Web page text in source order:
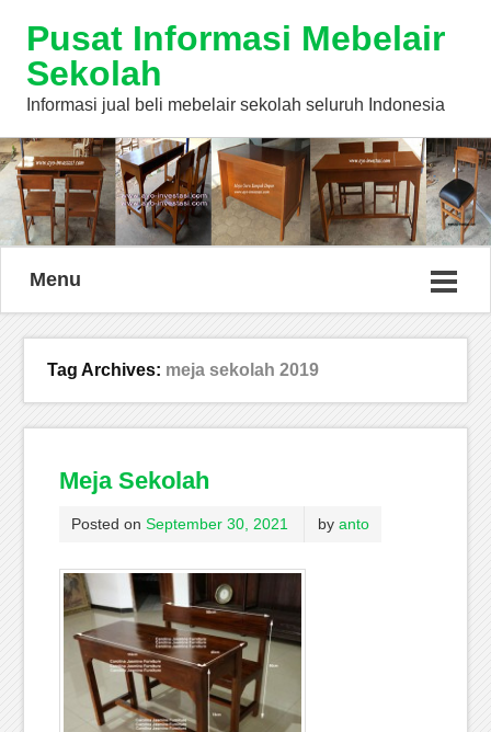
Pusat Informasi Mebelair
Sekolah
Informasi jual beli mebelair sekolah seluruh Indonesia
Menu
Tag Archives: meja sekolah 2019
Meja Sekolah
Posted on September 30, 2021 by anto